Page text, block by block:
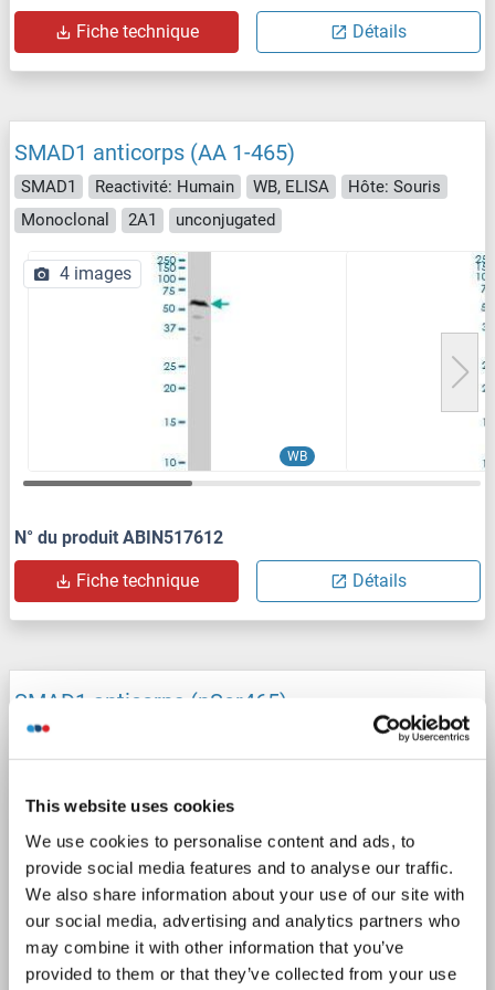
This website uses cookies
We use cookies to personalise content and ads, to
provide social media features and to analyse our traffic.
We also share information about your use of our site with
our social media, advertising and analytics partners who
may combine it with other information that you’ve
provided to them or that they’ve collected from your use
Fiche technique Détails
SMAD1 anticorps (AA 1-465)
SMAD1 Reactivité: Humain WB, ELISA
Hôte: Souris
Monoclonal
2A1 unconjugated
WB
4 images
N° du produit ABIN517612
Fiche technique Détails
SMAD1 anticorps (pSer465)
SMAD1
unconjugated
4 images